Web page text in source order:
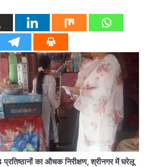
प्रतिष्ठानों का औचक निरीक्षण, श्रीनगर में घरेलू